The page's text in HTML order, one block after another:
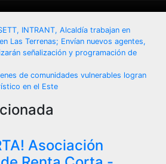
INTRANT, Alcaldía trabajan en
Las Terrenas; Envían nuevos agentes,
señalización y programación de
de comunidades vulnerables logran
en el Este
Asociación